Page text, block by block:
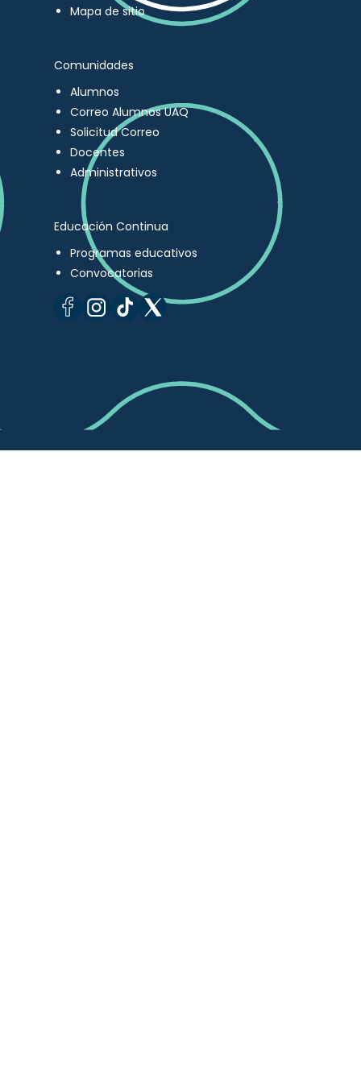
Mapa de sitio
Comunidades
Alumnos
Correo Alumnos UAQ
Solicitud Correo
Docentes
Administrativos
Educación Continua
Programas educativos
Convocatorias